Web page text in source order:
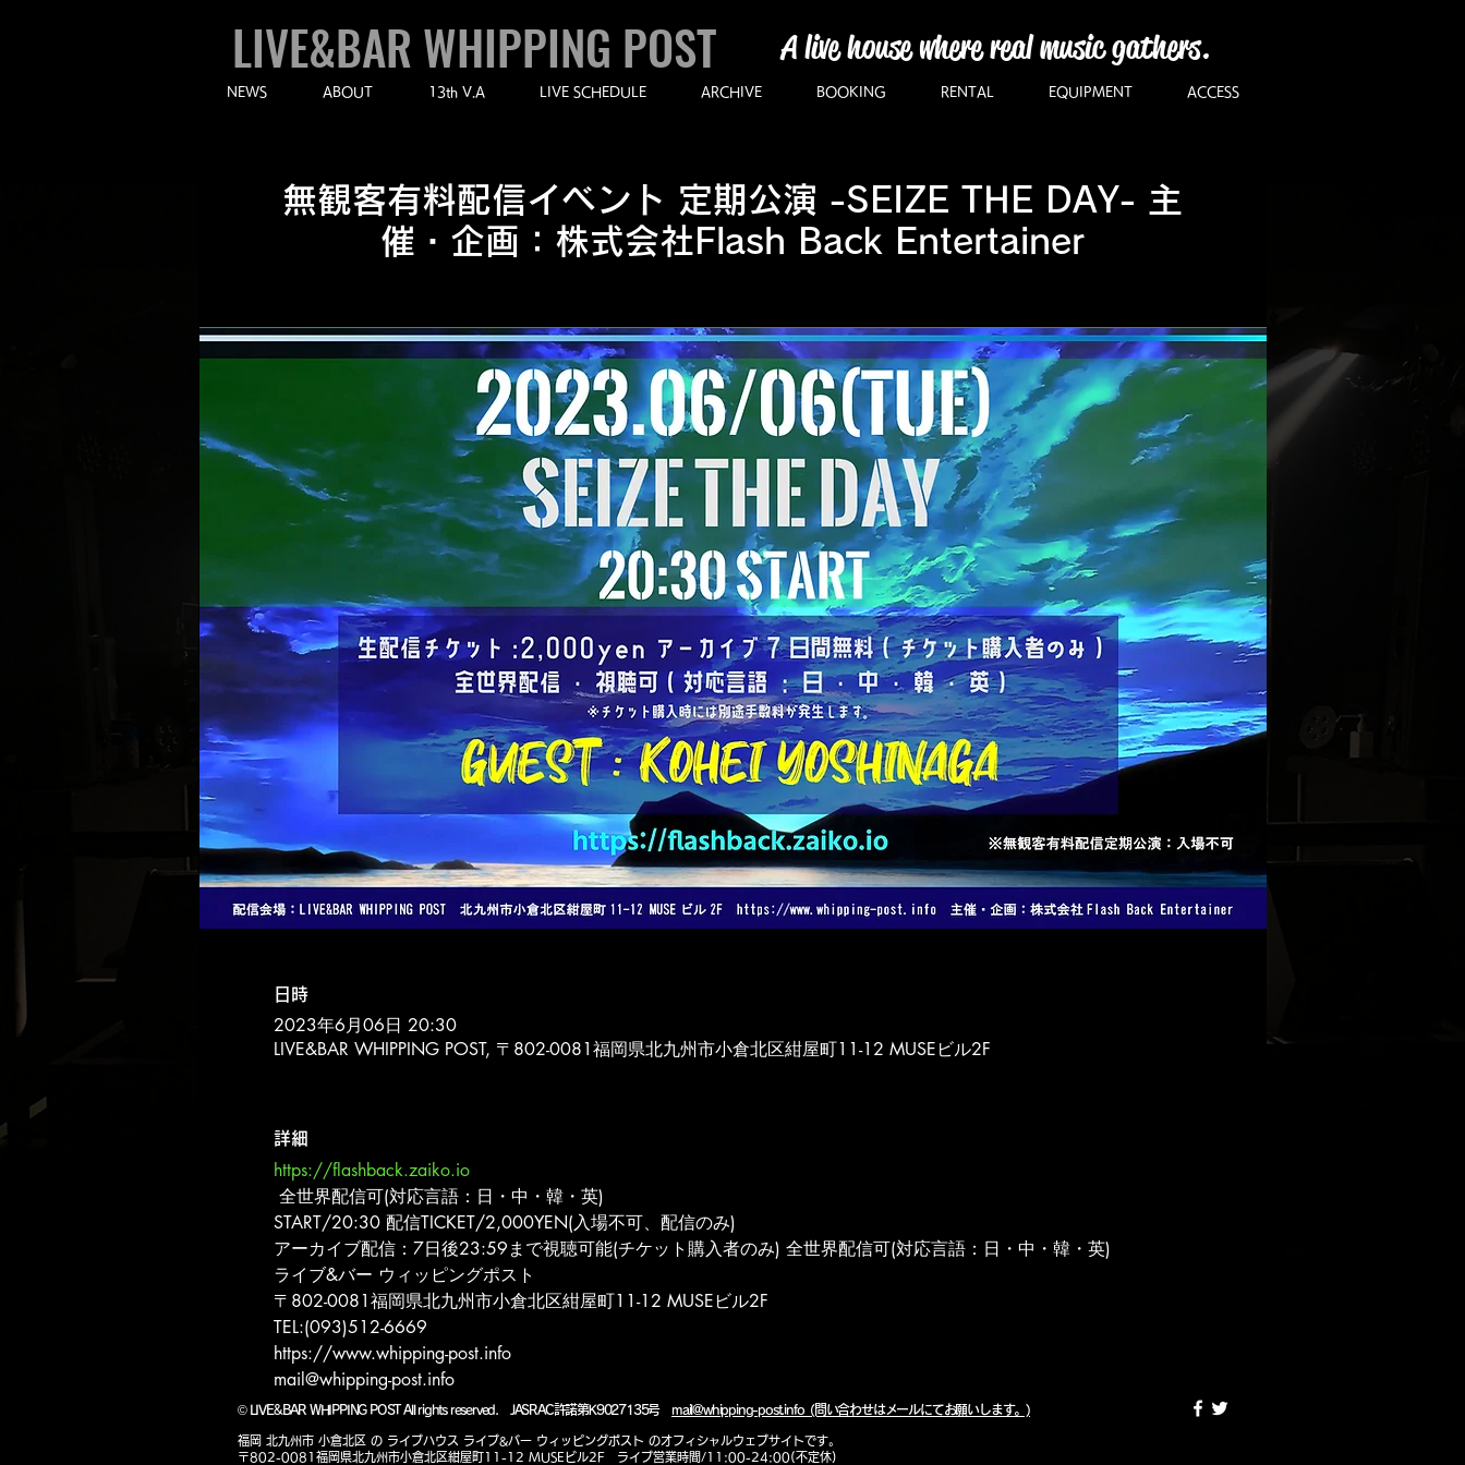
LIVE&BAR WHIPPING POST A live house where real music gathers.
NEWS ABOUT 13th V.A LIVE SCHEDULE ARCHIVE BOOKING RENTAL EQUIPMENT ACCESS
無観客有料配信イベント 定期公演 -SEIZE THE DAY- 主
催・企画：株式会社Flash Back Entertainer
日時
2023年6月06日 20:30
LIVE&BAR WHIPPING POST, 〒802-0081福岡県北九州市小倉北区紺屋町11-12 MUSEビル2F
詳細
https://flashback.zaiko.io
全世界配信可(対応言語：日・中・韓・英)
START/20:30 配信TICKET/2,000YEN(入場不可、配信のみ)
アーカイブ配信：7日後23:59まで視聴可能(チケット購入者のみ) 全世界配信可(対応言語：日・中・韓・英)
ライブ&バー ウィッピングポスト
〒802-0081福岡県北九州市小倉北区紺屋町11-12 MUSEビル2F
TEL:(093)512-6669
https://www.whipping-post.info
mail@whipping-post.info
© LIVE&BAR WHIPPING POST All rights reserved. JASRAC許諾第K9027135号mail@whipping-post.info (問い合わせはメールにてお願いします。)
福岡 北九州市 小倉北区 の ライブハウス ライブ&バー ウィッピングポスト のオフィシャルウェブサイトです。
〒802-0081福岡県北九州市小倉北区紺屋町11-12 MUSEビル2F ライブ営業時間/11:00-24:00(不定休)